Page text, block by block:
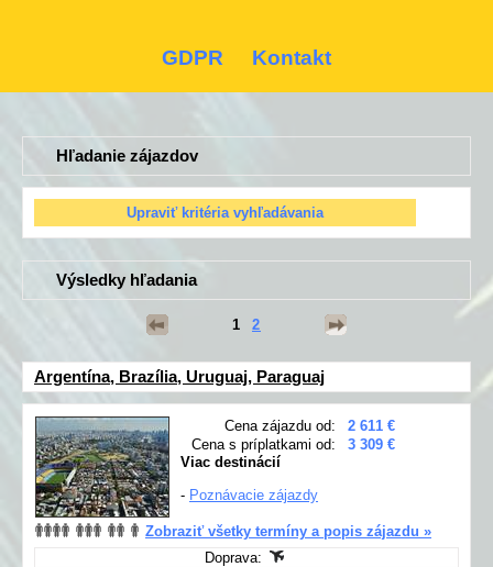
GDPR Kontakt
Hľadanie zájazdov
Výsledky hľadania
1 2
Argentína, Brazília, Uruguaj, Paraguaj
Cena zájazdu od:
2 611 €
Cena s príplatkami od:
3 309 €
Viac destinácií
- Poznávacie zájazdy
Zobraziť všetky termíny a popis zájazdu »
Doprava: